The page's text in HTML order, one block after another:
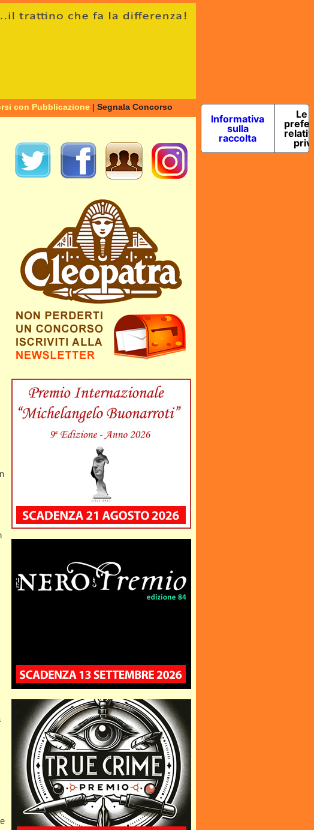
con Pubblicazione | Segnala Concorso
Informativa
sulla
raccolta
Le